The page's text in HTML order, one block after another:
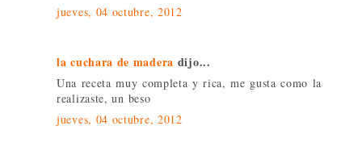
jueves, 04 octubre, 2012
la cuchara de madera dijo...
Una receta muy completa y rica, me gusta como la
realizaste, un beso
jueves, 04 octubre, 2012